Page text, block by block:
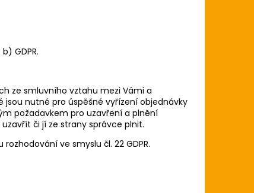
GDPR.
ze smluvního vztahu mezi Vámi a
nutné pro úspěšné vyřízení objednávky
požadavkem pro uzavření a plnění
či jí ze strany správce plnit.
ve smyslu čl. 22 GDPR.